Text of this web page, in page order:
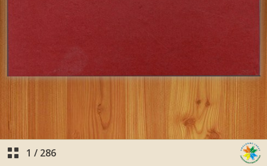
1 / 286